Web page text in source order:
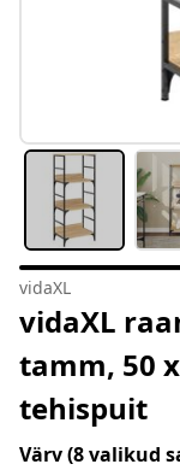
vidaXL
vidaXL
tamm, 50
tehispuit
Värv(8 valikud